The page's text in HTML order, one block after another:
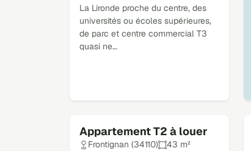
La Lironde proche du centre, des
universités ou écoles supérieures,
de parc et centre commercial T3
quasi ne…
Appartement T2 à louer
Frontignan (34110)
43 m²